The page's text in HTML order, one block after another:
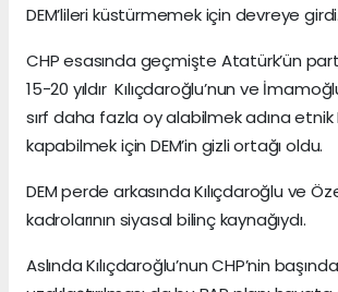
DEM’lileri küstürmemek için devreye girdi.
CHP esasında geçmişte Atatürk’ün
15-20 yıldır Kılıçdaroğlu’nun ve
sırf daha fazla oy alabilmek adına etnik
kapabilmek için DEM’in gizli ortağı oldu.
DEM perde arkasında Kılıçdaroğlu ve
kadrolarının siyasal bilinç kaynağıydı.
Aslında Kılıçdaroğlu’nun CHP’nin